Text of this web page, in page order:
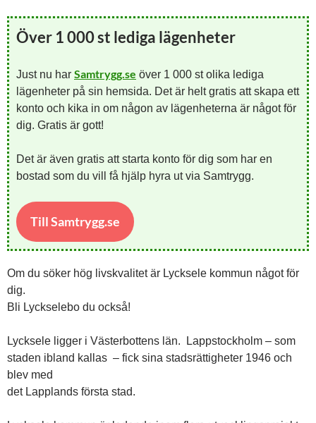
Över 1 000 st lediga lägenheter
Just nu har Samtrygg.se över 1 000 st olika lediga
lägenheter på sin hemsida. Det är helt gratis att skapa ett
konto och kika in om någon av lägenheterna är något för
dig. Gratis är gott!
Det är även gratis att starta konto för dig som har en
bostad som du vill få hjälp hyra ut via Samtrygg.
Till Samtrygg.se
Om du söker hög livskvalitet är Lycksele kommun något för
dig.
Bli Lyckselebo du också!
Lycksele ligger i Västerbottens län. Lappstockholm – som
staden ibland kallas – fick sina stadsrättigheter 1946 och
blev med
det Lapplands första stad.